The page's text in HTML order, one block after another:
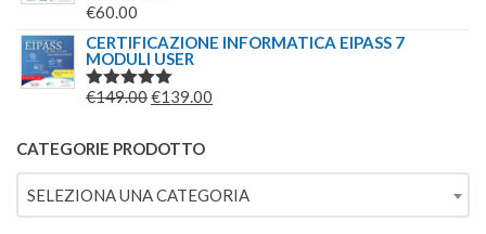
VALUTATO
€60.00
CERTIFICAZIONE INFORMATICA EIPASS 7
MODULI USER
VALUTATO
€149.00IL
ORIGINALE
ERA:
€149.00.
€139.00
È:
€139.00.
CATEGORIE PRODOTTO
SELEZIONA UNA CATEGORIA